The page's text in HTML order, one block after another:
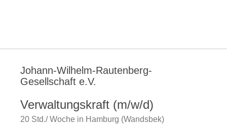
Johann-Wilhelm-Rautenberg-
Gesellschaft e.V.
Verwaltungskraft (m/w/d)
20 Std./ Woche in Hamburg (Wandsbek)